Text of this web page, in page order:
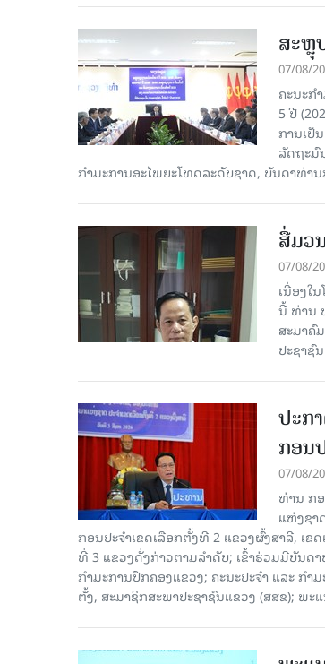
ສະຫຼຸ
07/08/
ຄະນະກ
5 ປີ
ການເປັ
ລັດຖະມົ
ກໍາມະການອະໄພຍະໂທດລະດັບຊາດ, ບັນດາທ່າ
ສື່ມວ
07/08/
ເນື່ອງໃ
ນີ້ ທ່ານ
ສະມາຄົ
ປະຊາຊົ
ປະກ
ກອນ
07/08/
ທ່ານ ກ
ແຫ່ງຊາ
ກອນປະຈໍາເຂດເລືອກຕັ້ງທີ 2 ແຂວງຜົ້ງສາລີ, ເ
ທີ່ 3 ແຂວງດັ່ງກ່າວຕາມລຳດັບ; ເຂົ້າຮ່ວມມີບັນດ
ກໍາມະການປົກຄອງແຂວງ; ຄະນະປະຈໍາ ແລະ ກໍາ
ຕັ້ງ, ສະມາຊິກສະພາປະຊາຊົນແຂວງ (ສສຂ); ພ